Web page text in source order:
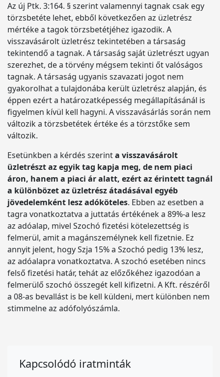
Az új Ptk. 3:164. § szerint valamennyi tagnak csak egy
törzsbetéte lehet, ebből következően az üzletrész
mértéke a tagok törzsbetétjéhez igazodik. A
visszavásárolt üzletrész tekintetében a társaság
tekintendő a tagnak. A társaság saját üzletrészt ugyan
szerezhet, de a törvény mégsem tekinti őt valóságos
tagnak. A társaság ugyanis szavazati jogot nem
gyakorolhat a tulajdonába került üzletrész alapján, és
éppen ezért a határozatképesség megállapításánál is
figyelmen kívül kell hagyni. A visszavásárlás során nem
változik a törzsbetétek értéke és a törzstőke sem
változik.
Esetünkben a kérdés szerinta visszavásárolt
üzletrészt az egyik tag kapja meg, de nem piaci
áron, hanem a piaci ár alatt, ezért az érintett tagnál
a különbözet az üzletrész átadásával egyéb
jövedelemként lesz adóköteles. Ebben az esetben a
tagra vonatkoztatva a juttatás értékének a 89%-a lesz
az adóalap, mivel Szochó fizetési kötelezettség is
felmerül, amit a magánszemélynek kell fizetnie. Ez
annyit jelent, hogy Szja 15% a Szochó pedig 13% lesz,
az adóalapra vonatkoztatva. A szochó esetében nincs
felső fizetési határ, tehát az előzőkéhez igazodóan a
felmerülő szochó összegét kell kifizetni. A Kft. részéről
a 08-as bevallást is be kell küldeni, mert különben nem
stimmelne az adófolyószámla.
Kapcsolódó iratminták